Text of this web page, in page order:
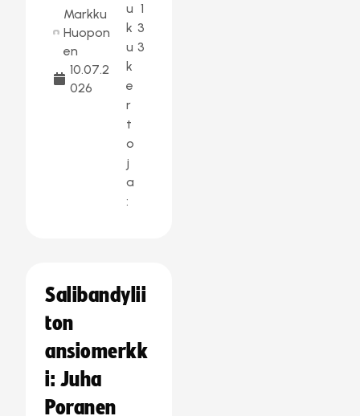
Markku
Huopon
en
10.07.2
026
u
k
u
k
e
r
t
o
j
a
:
1
3
3
Salibandylii
ton
ansiomerkk
i: Juha
Poranen